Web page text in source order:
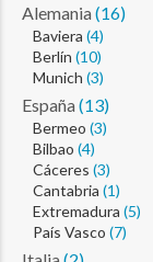
Alemania (16)
Baviera (4)
Berlín (10)
Munich (3)
España (13)
Bermeo (3)
Bilbao (4)
Cáceres (3)
Cantabria (1)
Extremadura (5)
País Vasco (7)